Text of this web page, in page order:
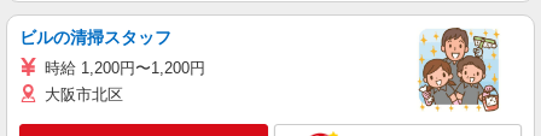
ビルの清掃スタッフ
時給 1,200円〜1,200円
大阪市北区